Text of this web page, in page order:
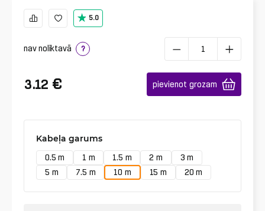
5.0
nav noliktavā ?
3.12 € pievienot grozam
Kabeļa garums
0.5 m 1 m 1.5 m 2 m
3 m
5 m
7.5 m 10 m 15 m 20 m